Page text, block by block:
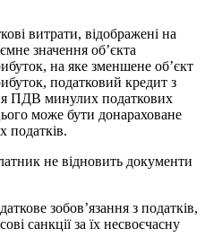
витрати, відображені на
значення об’єкта
на яке зменшене об’єкт
податковий кредит з
ПДВ минулих податкових
може бути донараховане
податків.
не відновить документи
зобов’язання з податків,
санкції за їх несвоєчасну